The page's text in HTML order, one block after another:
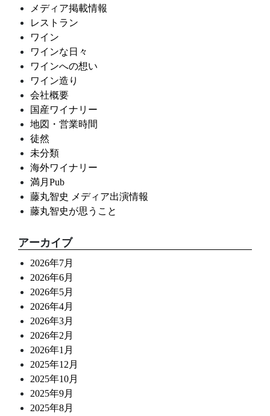
メディア掲載情報
レストラン
ワイン
ワインな日々
ワインへの想い
ワイン造り
会社概要
国産ワイナリー
地図・営業時間
徒然
未分類
海外ワイナリー
満月Pub
藤丸智史 メディア出演情報
藤丸智史が思うこと
アーカイブ
2026年7月
2026年6月
2026年5月
2026年4月
2026年3月
2026年2月
2026年1月
2025年12月
2025年10月
2025年9月
2025年8月